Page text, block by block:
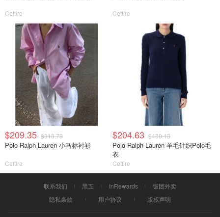
Cettire Cettire
$209.35 $318.73
Polo Ralph Lauren 小马标衬衫
Cettire
$204.63 $480.13
Polo Ralph Lauren 羊毛针织Polo毛
衣
Cettire
联系我们 黑五 InRewards
饭团外卖
隐私条款
用户协议 版权声明